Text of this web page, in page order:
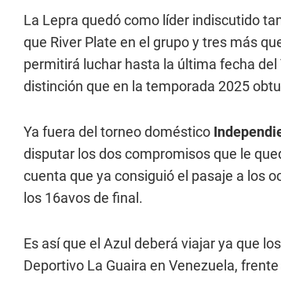
La Lepra quedó como líder indiscutido
que River Plate en el grupo y tres más
permitirá luchar hasta la última fecha
distinción que en la temporada 2025
Ya fuera del torneo doméstico
disputar los dos compromisos que le
cuenta que ya consiguió el pasaje a los
los 16avos de final.
Es así que el Azul deberá viajar ya que
Deportivo La Guaira en Venezuela,